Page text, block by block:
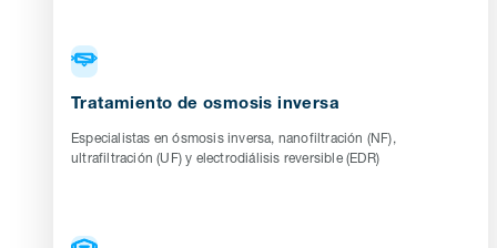
Tratamiento de osmosis inversa
Especialistas en ósmosis inversa, nanofiltración (NF),
ultrafiltración (UF) y electrodiálisis reversible (EDR)